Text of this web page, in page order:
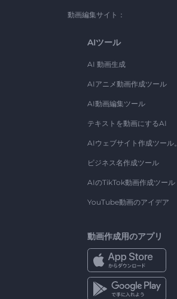
動画編集サイト：
AIツール
AI 動画生成
AIアニメ動画作成ツール
AI動画編集ツール
テキストを動画にするAI
AIウェブサイト作成ツール。
ビジネス名作成ツール
AIのTikTok動画作成ツール
YouTube動画のアイデア
動画作成用のアプリ